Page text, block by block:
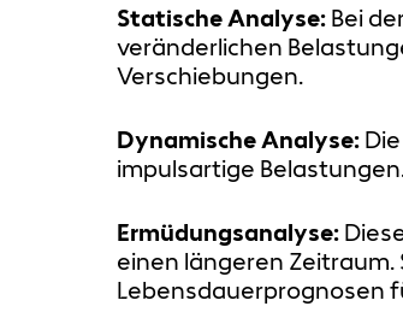
Statische Analyse: Bei
veränderlichen
Verschiebungen.
Dynamische Analyse:
impulsartige
Ermüdungsanalyse:
einen längeren
Lebensdauerprognosen